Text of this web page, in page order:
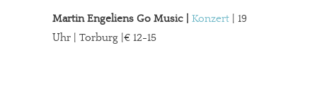
Martin Engeliens Go Music | Konzert | 19
Uhr | Torburg |€ 12-15